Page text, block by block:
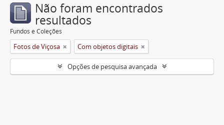
Não foram encontrados
resultados
Fundos e Coleções
Fotos de Viçosa Com objetos digitais
Opções de pesquisa avançada